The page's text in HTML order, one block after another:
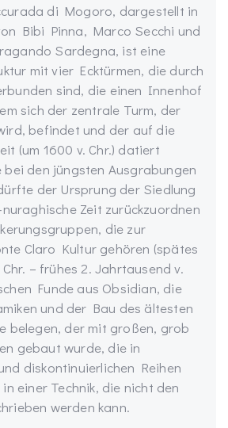
di Mogoro, dargestellt in
Bibi Pinna, Marco Secchi und
Sardegna, ist eine
mit vier Ecktürmen, die durch
sind, die einen Innenhof
sich der zentrale Turm, der
befindet und der auf die
(um 1600 v. Chr.) datiert
bei den jüngsten Ausgrabungen
der Ursprung der Siedlung
Zeit zurückzuordnen
die zur
Claro Kultur gehören (spätes
– frühes 2. Jahrtausend v.
Funde aus Obsidian, die
und der Bau des ältesten
belegen, der mit großen, grob
gebaut wurde, die in
diskontinuierlichen Reihen
einer Technik, die nicht den
werden kann.